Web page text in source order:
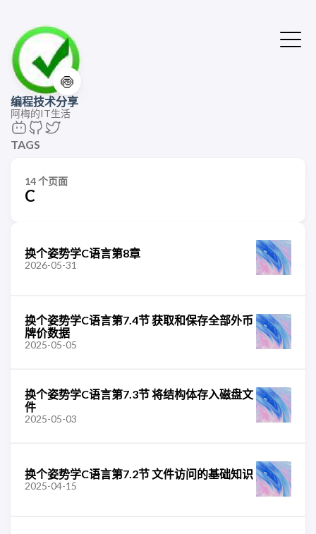
🍥
编程技术分享
阿梅的IT生活
TAGS
14 个页面
C
换个姿势学C语言第8章
2026-05-31
换个姿势学C语言第7.4节 获取和保存全部外币
牌价数据
2025-05-05
换个姿势学C语言第7.3节 将结构体存入磁盘文
件
2025-05-03
换个姿势学C语言第7.2节 文件访问的基础知识
2025-04-15